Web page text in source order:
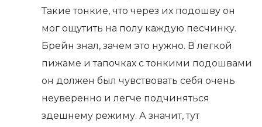
Такие тонкие, что через их подошву он
мог ощутить на полу каждую песчинку.
Брейн знал, зачем это нужно. В легкой
пижаме и тапочках с тонкими подошвами
он должен был чувствовать себя очень
неуверенно и легче подчиняться
здешнему режиму. А значит, тут